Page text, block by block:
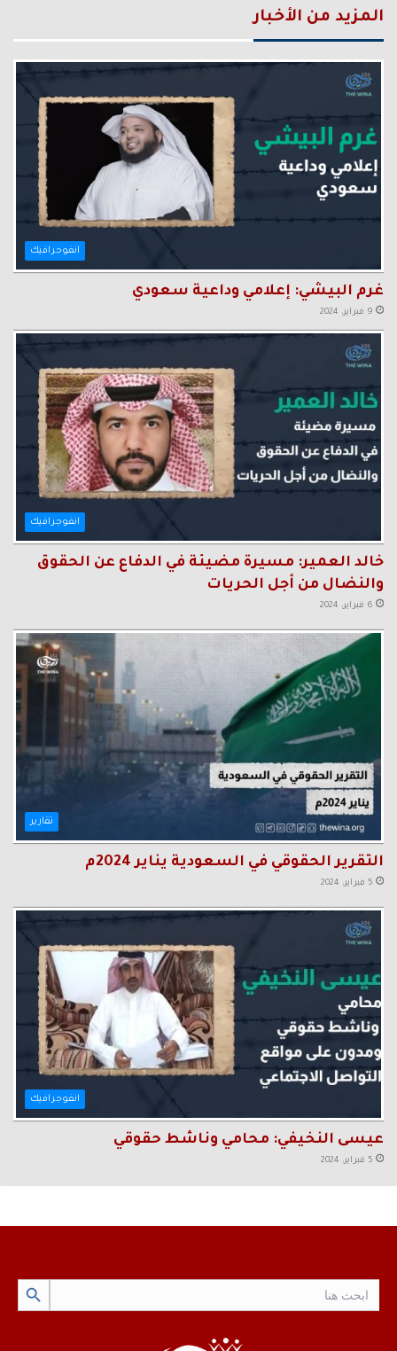
المزيد من الأخبار
انفوجرافيك
غرم البيشي: إعلامي وداعية سعودي
9 فبراير، 2024
انفوجرافيك
خالد العمير: مسيرة مضيئة في الدفاع عن الحقوق
والنضال من أجل الحريات
6 فبراير، 2024
تقارير
التقرير الحقوقي في السعودية يناير 2024م
5 فبراير، 2024
انفوجرافيك
عيسى النخيفي: محامي وناشط حقوقي
5 فبراير، 2024
Search
Search Button